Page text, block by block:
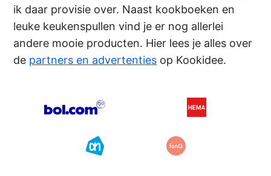
ik daar provisie over. Naast kookboeken en
leuke keukenspullen vind je er nog allerlei
andere mooie producten. Hier lees je alles over
de partners en advertenties op Kookidee.